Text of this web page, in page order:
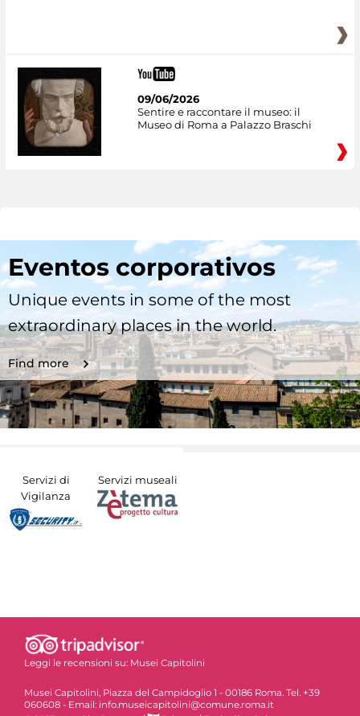
09/06/2026
Sentire e raccontare il museo: il
Museo di Roma a Palazzo Braschi
Eventos corporativos
Unique events in some of the most
extraordinary places in the world.
Find more
Servizi di
Vigilanza
Servizi museali
Leggi le recensioni su: Musei Capitolini
Musei Capitolini, Piazza del Campidoglio 1 - 00186 Roma. Tel. +39
060608 - Email: info.museicapitolini@comune.roma.it